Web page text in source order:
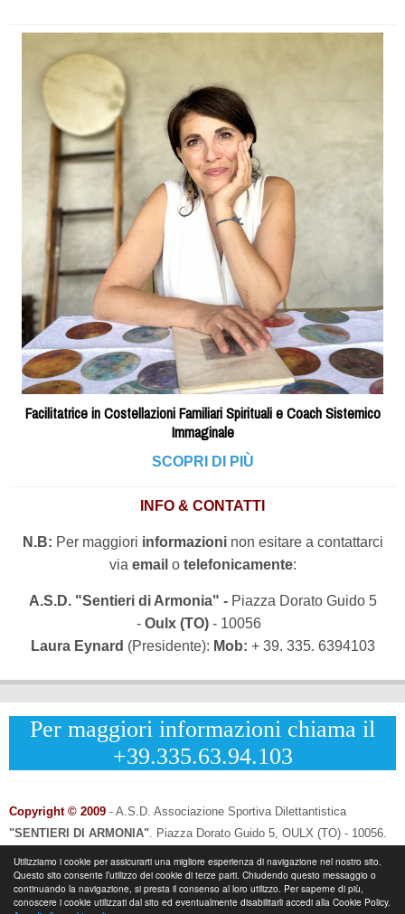
Utilizziamo i cookie per assicurarti una migliore esperienza di navigazione nel nostro sito.
Questo sito consente l’utilizzo dei cookie di terze parti. Chiudendo questo messaggio o
continuando la navigazione, si presta il consenso al loro utilizzo. Per saperne di più,
conoscere i cookie utilizzati dal sito ed eventualmente disabilitarli accedi alla Cookie Policy.
Facilitatrice in Costellazioni Familiari Spirituali e Coach Sistemico
Immaginale
SCOPRI DI PIÙ
INFO & CONTATTI
N.B: Per maggiori informazioninon esitare a contattarci
via email o telefonicamente:
A.S.D. "Sentieri di Armonia" - Piazza Dorato Guido 5
- Oulx (TO) - 10056
Laura Eynard (Presidente): Mob: + 39. 335. 6394103
Per maggiori informazioni chiama il
+39.335.63.94.103
Copyright © 2009 - A.S.D. Associazione Sportiva Dilettantistica
"SENTIERI DI ARMONIA". Piazza Dorato Guido 5, OULX (TO) - 10056.
Info & Contatti:Laura Eynard: +39.335.6394103
-Email: info@sentieridiarmonia.com